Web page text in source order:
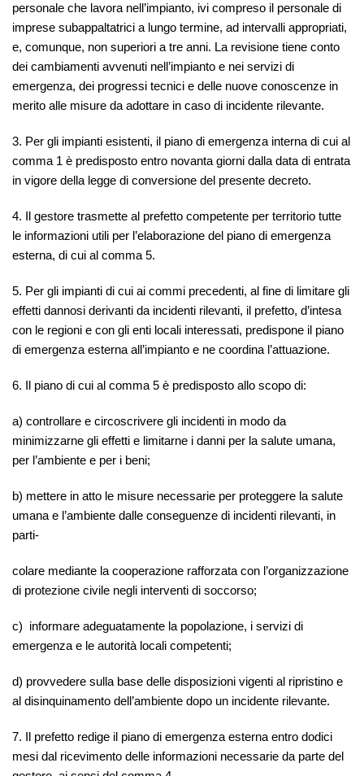
personale che lavora nell’impianto, ivi compreso il personale di
imprese subappaltatrici a lungo termine, ad intervalli appropriati,
e, comunque, non superiori a tre anni. La revisione tiene conto
dei cambiamenti avvenuti nell’impianto e nei servizi di
emergenza, dei progressi tecnici e delle nuove conoscenze in
merito alle misure da adottare in caso di incidente rilevante.
3. Per gli impianti esistenti, il piano di emergenza interna di cui al
comma 1 è predisposto entro novanta giorni dalla data di entrata
in vigore della legge di conversione del presente decreto.
4. Il gestore trasmette al prefetto competente per territorio tutte
le informazioni utili per l’elaborazione del piano di emergenza
esterna, di cui al comma 5.
5. Per gli impianti di cui ai commi precedenti, al fine di limitare gli
effetti dannosi derivanti da incidenti rilevanti, il prefetto, d’intesa
con le regioni e con gli enti locali interessati, predispone il piano
di emergenza esterna all’impianto e ne coordina l’attuazione.
6. Il piano di cui al comma 5 è predisposto allo scopo di:
a) controllare e circoscrivere gli incidenti in modo da
minimizzarne gli effetti e limitarne i danni per la salute umana,
per l’ambiente e per i beni;
b) mettere in atto le misure necessarie per proteggere la salute
umana e l’ambiente dalle conseguenze di incidenti rilevanti, in
parti-
colare mediante la cooperazione rafforzata con l’organizzazione
di protezione civile negli interventi di soccorso;
c) informare adeguatamente la popolazione, i servizi di
emergenza e le autorità locali competenti;
d) provvedere sulla base delle disposizioni vigenti al ripristino e
al disinquinamento dell’ambiente dopo un incidente rilevante.
7. Il prefetto redige il piano di emergenza esterna entro dodici
mesi dal ricevimento delle informazioni necessarie da parte del